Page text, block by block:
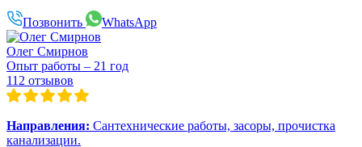
Позвонить WhatsApp
Олег Смирнов
Опыт работы – 21 год
112 отзывов
Направления: Сантехнические работы, засоры, прочистка
канализации.